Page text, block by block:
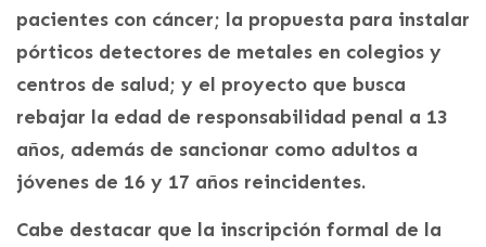
pacientes con cáncer; la propuesta para instalar
pórticos detectores de metales en colegios y
centros de salud; y el proyecto que busca
rebajar la edad de responsabilidad penal a 13
años, además de sancionar como adultos a
jóvenes de 16 y 17 años reincidentes.
Cabe destacar que la inscripción formal de la